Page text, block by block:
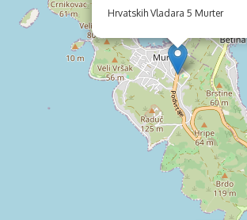
Hrvatskih Vladara 5 Murter